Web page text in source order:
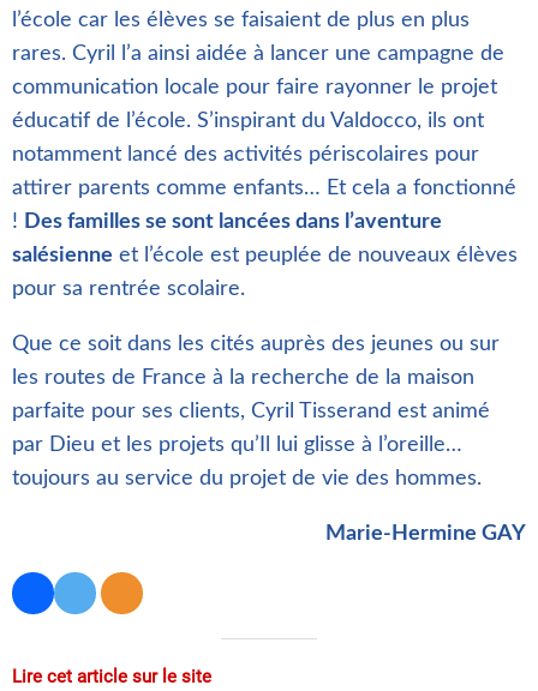
l’école car les élèves se faisaient de plus en plus
rares. Cyril l’a ainsi aidée à lancer une campagne de
communication locale pour faire rayonner le projet
éducatif de l’école. S’inspirant du Valdocco, ils ont
notamment lancé des activités périscolaires pour
attirer parents comme enfants… Et cela a fonctionné
! Des familles se sont lancées dans l’aventure
salésienne et l’école est peuplée de nouveaux élèves
pour sa rentrée scolaire.
Que ce soit dans les cités auprès des jeunes ou sur
les routes de France à la recherche de la maison
parfaite pour ses clients, Cyril Tisserand est animé
par Dieu et les projets qu’Il lui glisse à l’oreille…
toujours au service du projet de vie des hommes.
Marie-Hermine GAY
Lire cet article sur le site